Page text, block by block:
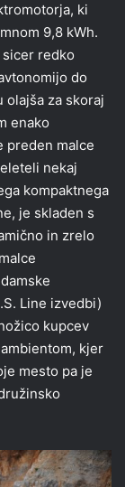
ki
9,8 kWh.
sicer redko
do
olajša za skoraj
enako
preden malce
nekaj
kompaktnega
je skladen s
in zrelo
Line izvedbi)
kupcev
kjer
mesto pa je